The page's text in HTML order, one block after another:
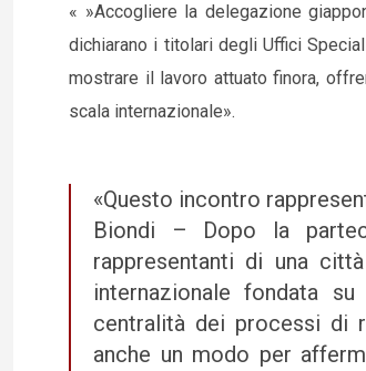
« »Accogliere la delegazione
dichiarano i titolari degli Uffici
mostrare il lavoro attuato finora,
scala internazionale».
«Questo incontro
Biondi – Dopo la
rappresentanti di una
internazionale fondata
centralità dei processi di
anche un modo per